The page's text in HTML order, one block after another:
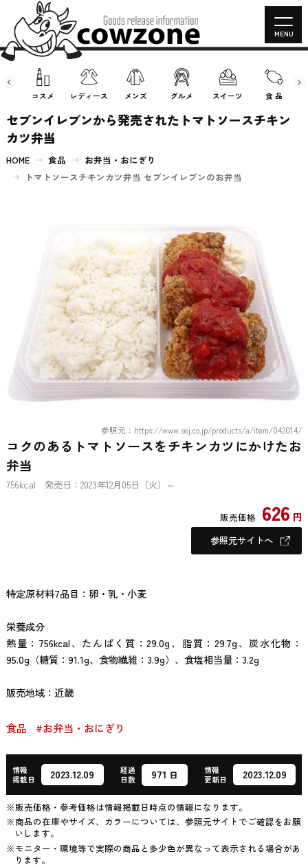
コスメ レディース メンズ グルメ スイーツ 食 品
MENU
セブンイレブンから発売されたトマトソースチキン
カツ弁当
HOME 食品
お弁当・おにぎり
トマトソースチキンカツ弁当 セブンイレブンのお弁当
参照元：https://www.sej.co.jp/products/a/item/042014/
コクのあるトマトソースをチキンカツにかけたお
弁当
756kcal 発売日：2023年12月05日（火）～
販売価格 626 円
参照元サイトへ
特定原材料7品目：卵・乳・小麦
栄養成分
熱量：756kcal、たんぱく質：29.0g、脂質：29.7g、炭水化物：
95.0g（糖質：91.1g、食物繊維：3.9g）、食塩相当量：3.2g
販売地域：近畿
食品 #お弁当・おにぎり
情報
掲載日
2023.12.09
経過
日数
971 日
情報
更新日
2023.12.09
※販売価格・参考価格は情報掲載日時点の情報になります。
※商品の在庫やサイズ、カラーについては、参照元サイトでご確認をお願
いします。
※モニター・環境等で実際の商品と多少色が異なって表示される場合があ
ります。